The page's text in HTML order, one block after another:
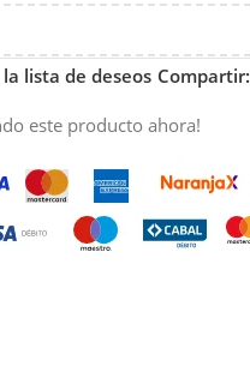
lista de deseos Compartir:
este producto ahora!